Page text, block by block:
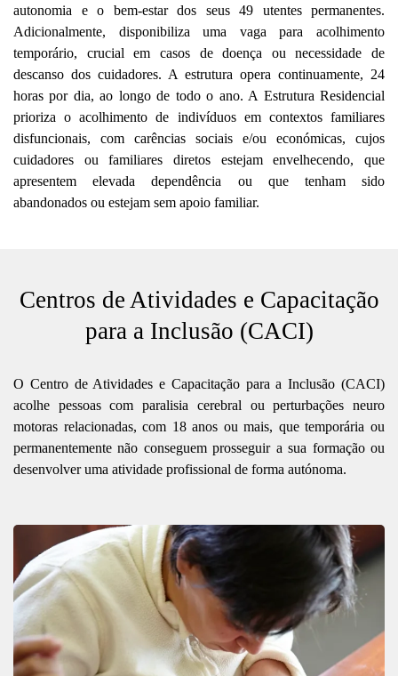
autonomia e o bem-estar dos seus 49 utentes permanentes.
Adicionalmente, disponibiliza uma vaga para acolhimento
temporário, crucial em casos de doença ou necessidade de
descanso dos cuidadores. A estrutura opera continuamente, 24
horas por dia, ao longo de todo o ano. A Estrutura Residencial
prioriza o acolhimento de indivíduos em contextos familiares
disfuncionais, com carências sociais e/ou económicas, cujos
cuidadores ou familiares diretos estejam envelhecendo, que
apresentem elevada dependência ou que tenham sido
abandonados ou estejam sem apoio familiar.
Centros de Atividades e Capacitação
para a Inclusão (CACI)
O Centro de Atividades e Capacitação para a Inclusão (CACI)
acolhe pessoas com paralisia cerebral ou perturbações neuro
motoras relacionadas, com 18 anos ou mais, que temporária ou
permanentemente não conseguem prosseguir a sua formação ou
desenvolver uma atividade profissional de forma autónoma.